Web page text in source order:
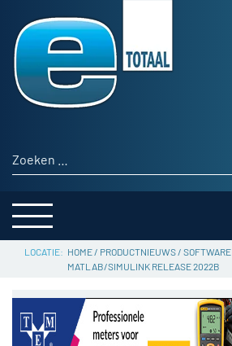
Zoeken naar:
HOME
PRODUCTNIEUWS
ACHTERGROND
THEMA’S
SERVICE
HOME/ PRODUCTNIEUWS/ SOFTWARE
MATLAB/SIMULINK RELEASE 2022B